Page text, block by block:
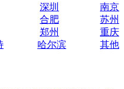
深圳
南京
合肥
苏州
郑州
重庆
哈尔滨
其他